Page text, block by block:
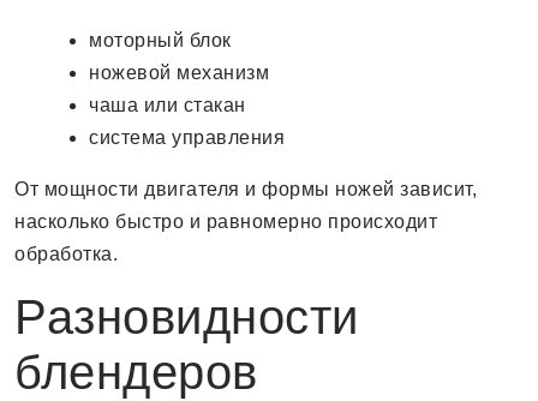
моторный блок
ножевой механизм
чаша или стакан
система управления
От мощности двигателя и формы ножей зависит,
насколько быстро и равномерно происходит
обработка.
Разновидности
блендеров